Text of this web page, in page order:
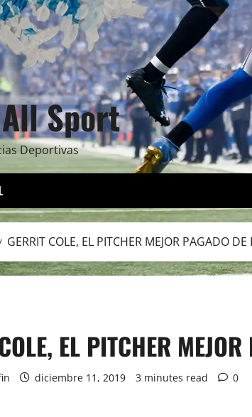
Sport
Deportivas
GERRIT COLE, EL PITCHER MEJOR PAGADO
EL PITCHER
diciembre 11, 2019 3 minutes read 0